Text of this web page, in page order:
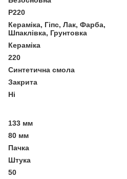
P220
Кераміка, Гіпс, Лак, Фарба,
Шпаклівка, Грунтовка
Кераміка
220
Синтетична смола
Закрита
Ні
133 мм
80 мм
Пачка
Штука
50